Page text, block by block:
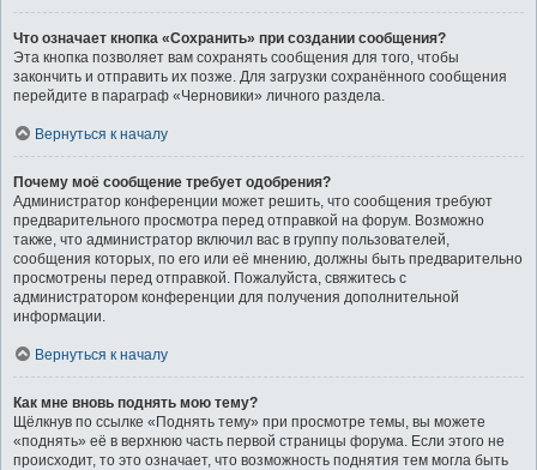
Что означает кнопка «Сохранить» при создании сообщения?
Эта кнопка позволяет вам сохранять сообщения для того, чтобы
закончить и отправить их позже. Для загрузки сохранённого сообщения
перейдите в параграф «Черновики» личного раздела.
Вернуться к началу
Почему моё сообщение требует одобрения?
Администратор конференции может решить, что сообщения требуют
предварительного просмотра перед отправкой на форум. Возможно
также, что администратор включил вас в группу пользователей,
сообщения которых, по его или её мнению, должны быть предварительно
просмотрены перед отправкой. Пожалуйста, свяжитесь с
администратором конференции для получения дополнительной
информации.
Вернуться к началу
Как мне вновь поднять мою тему?
Щёлкнув по ссылке «Поднять тему» при просмотре темы, вы можете
«поднять» её в верхнюю часть первой страницы форума. Если этого не
происходит, то это означает, что возможность поднятия тем могла быть